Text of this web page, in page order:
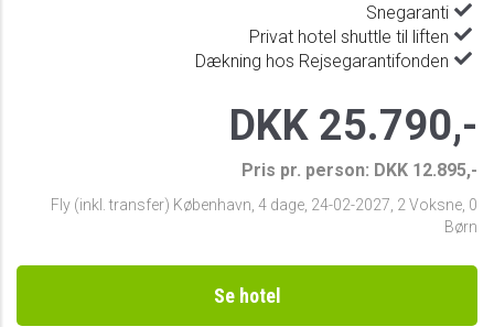
DKK 25.790,-
Pris pr. person: DKK 12.895,-
Fly (inkl. transfer) København 4 dage 24-02-2027 2 Voksne, 0
Børn
Snegaranti
Privat hotel shuttle til liften
Dækning hos Rejsegarantifonden
Se hotel